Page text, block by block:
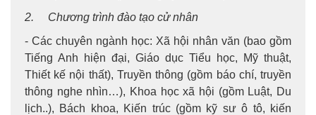
2. Chương trình đào tạo cử nhân
- Các chuyên ngành học: Xã hội nhân văn (bao gồm
Tiếng Anh hiện đại, Giáo dục Tiểu học, Mỹ thuật,
Thiết kế nội thất), Truyền thông (gồm báo chí, truyền
thông nghe nhìn…), Khoa học xã hội (gồm Luật, Du
lịch..), Bách khoa, Kiến trúc (gồm kỹ sư ô tô, kiến